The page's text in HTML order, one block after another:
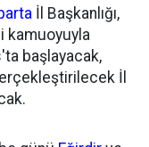
İl Başkanlığı,
kamuoyuyla
başlayacak,
İl